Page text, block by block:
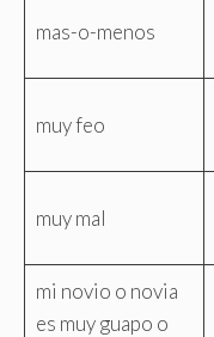
mas-o-menos
muy feo
muy mal
mi novio o novia
es muy guapo o